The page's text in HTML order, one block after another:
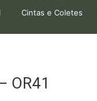
Cintas e Coletes
OR41